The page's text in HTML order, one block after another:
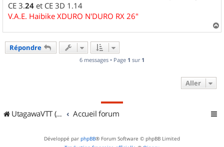
CE 3.24 et CE 3D 1.14
V.A.E. Haibike XDURO N'DURO RX 26"
a
Répondre
6 messages • Page 1 sur 1
Aller
UtagawaVTT (Randos VTT et VTTAE avec traces GPS) Accueil forum
Développé par phpBB® Forum Software © phpBB Limited